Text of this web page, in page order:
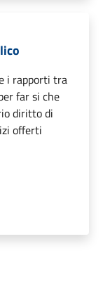
i rapporti tra
far si che
diritto di
offerti